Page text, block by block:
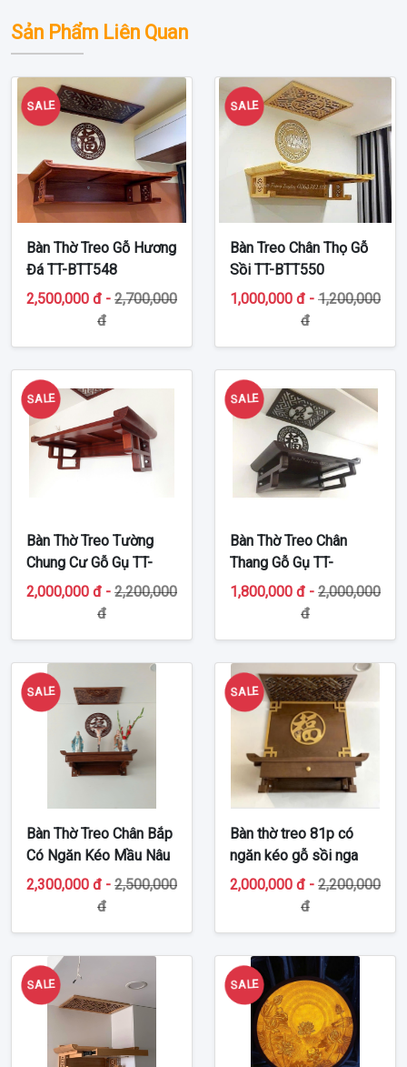
Sản Phẩm Liên Quan
SALE
Bàn Thờ Treo Gỗ Hương
Đá TT-BTT548
2,500,000 đ - 2,700,000
đ
SALE
Bàn Treo Chân Thọ Gỗ
Sồi TT-BTT550
1,000,000 đ - 1,200,000
đ
SALE
Bàn Thờ Treo Tường
Chung Cư Gỗ Gụ TT-
BTT228
2,000,000 đ - 2,200,000
đ
SALE
Bàn Thờ Treo Chân
Thang Gỗ Gụ TT-
BTT549
1,800,000 đ - 2,000,000
đ
SALE
Bàn Thờ Treo Chân Bắp
Có Ngăn Kéo Mầu Nâu
Óc Chó TT-BTT541
2,300,000 đ - 2,500,000
đ
SALE
Bàn thờ treo 81p có
ngăn kéo gỗ sồi nga
TT-BTT517
2,000,000 đ - 2,200,000
đ
SALE SALE